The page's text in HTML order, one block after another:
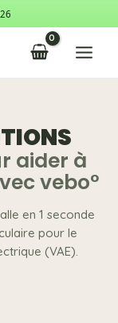
Main
aider à
vebo°
en 1 seconde
pour le
(VAE).